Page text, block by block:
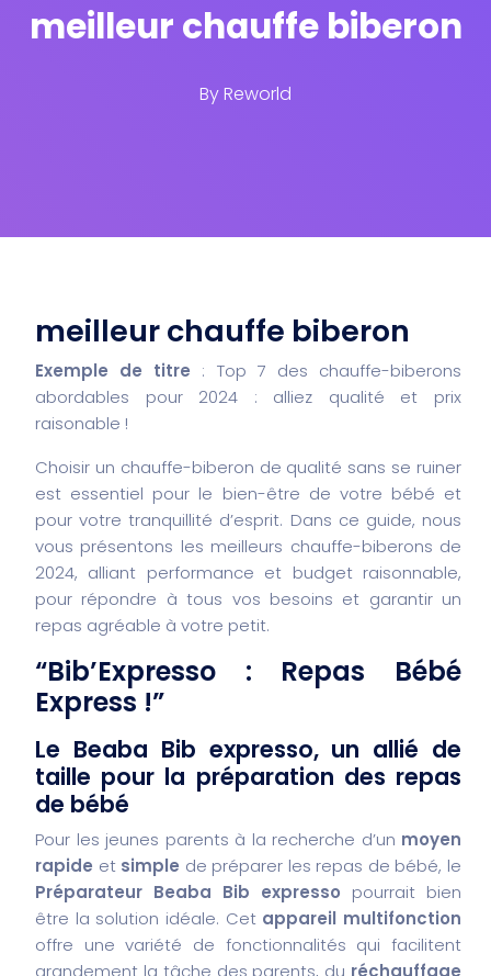
meilleur chauffe biberon
ByReworld
meilleur chauffe biberon
Exemple de titre : Top 7 des chauffe-biberons
abordables pour 2024 : alliez qualité et prix
raisonable !
Choisir un chauffe-biberon de qualité sans se ruiner
est essentiel pour le bien-être de votre bébé et
pour votre tranquillité d’esprit. Dans ce guide, nous
vous présentons les meilleurs chauffe-biberons de
2024, alliant performance et budget raisonnable,
pour répondre à tous vos besoins et garantir un
repas agréable à votre petit.
“Bib’Expresso : Repas Bébé
Express !”
Le Beaba Bib expresso, un allié de
taille pour la préparation des repas
de bébé
Pour les jeunes parents à la recherche d’un moyen
rapide et simple de préparer les repas de bébé, le
Préparateur Beaba Bib expresso pourrait bien
être la solution idéale. Cet appareil multifonction
offre une variété de fonctionnalités qui facilitent
grandement la tâche des parents, du réchauffage